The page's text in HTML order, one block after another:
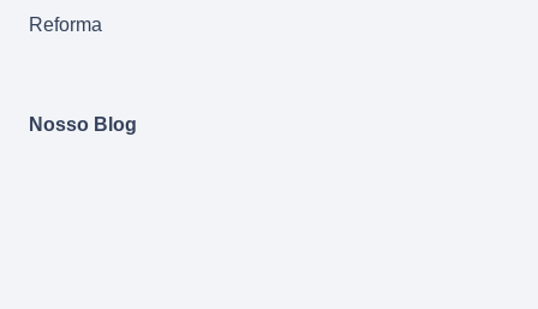
Reforma
Nosso Blog